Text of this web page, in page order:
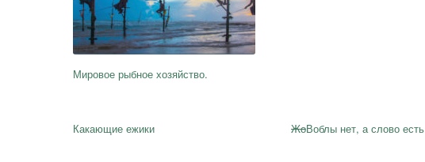
Мировое рыбное хозяйство.
Какающие ежики ЖоВоблы нет, а слово есть